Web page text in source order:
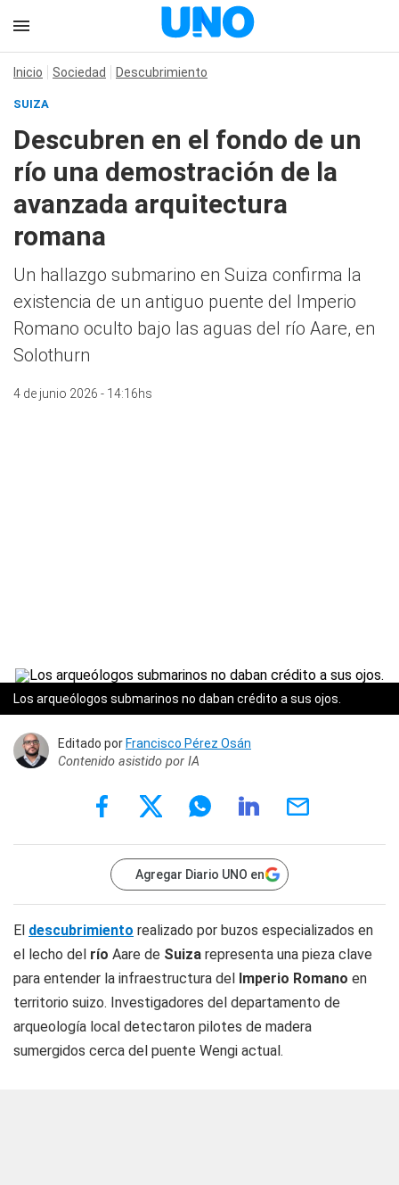
Inicio Sociedad Descubrimiento
SUIZA
Descubren en el fondo de un
río una demostración de la
avanzada arquitectura
romana
Un hallazgo submarino en Suiza confirma la
existencia de un antiguo puente del Imperio
Romano oculto bajo las aguas del río Aare, en
Solothurn
4 de junio 2026 - 14:16hs
Los arqueólogos submarinos no daban crédito a sus ojos.
Editado porFrancisco Pérez Osán
Contenido asistido por IA
Agregar Diario UNO en
El descubrimiento realizado por buzos especializados en
el lecho del río Aare de Suiza representa una pieza clave
para entender la infraestructura del Imperio Romano en
territorio suizo. Investigadores del departamento de
arqueología local detectaron pilotes de madera
sumergidos cerca del puente Wengi actual.